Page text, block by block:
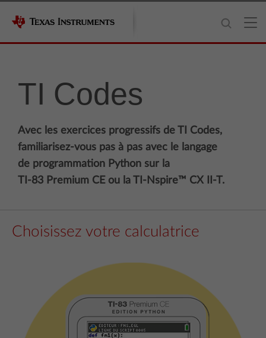
TI Codes
Avec les exercices progressifs de TI Codes,
familiarisez-vous pas à pas avec le langage
de programmation Python sur la
TI-83 Premium CE ou la TI-Nspire™ CX II-T.
Choisissez votre calculatrice